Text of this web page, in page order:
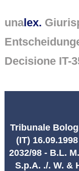
Testi normativi
Giurisprudenza
unalex.
Decisione IT-
Tribunale
(IT)
2032/98 - B.L.
S.p.A. ./. W. &